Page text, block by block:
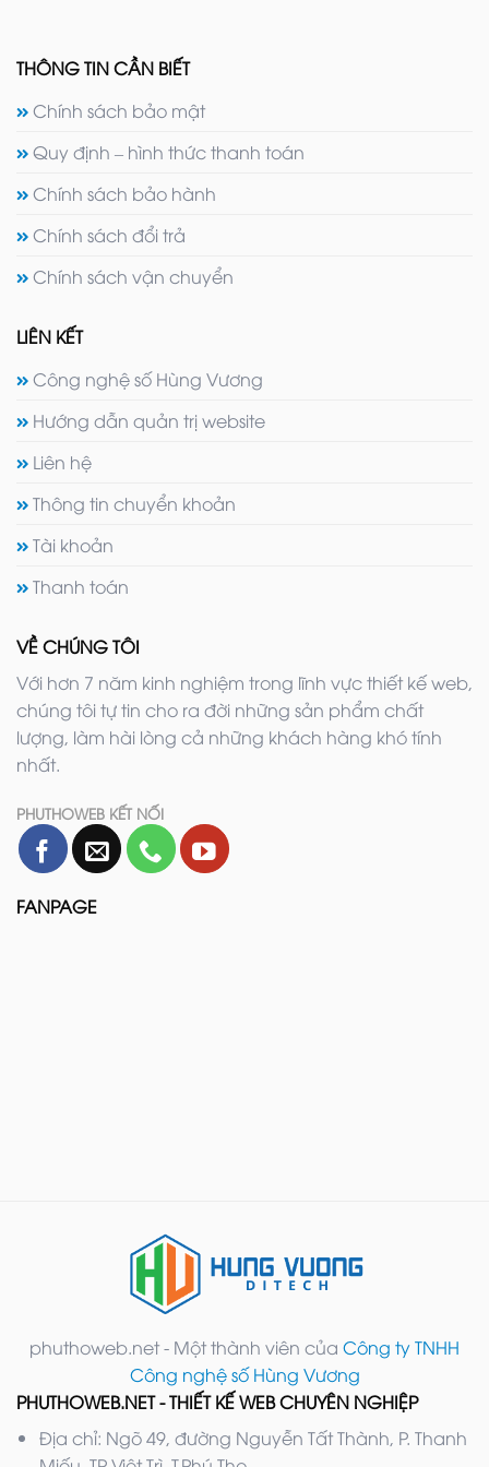
THÔNG TIN CẦN BIẾT
Chính sách bảo mật
Quy định – hình thức thanh toán
Chính sách bảo hành
Chính sách đổi trả
Chính sách vận chuyển
LIÊN KẾT
Công nghệ số Hùng Vương
Hướng dẫn quản trị website
Liên hệ
Thông tin chuyển khoản
Tài khoản
Thanh toán
VỀ CHÚNG TÔI
Với hơn 7 năm kinh nghiệm trong lĩnh vực thiết kế web,
chúng tôi tự tin cho ra đời những sản phẩm chất
lượng, làm hài lòng cả những khách hàng khó tính
nhất.
PHUTHOWEB KẾT NỐI
FANPAGE
phuthoweb.net - Một thành viên của Công ty TNHH
Công nghệ số Hùng Vương
PHUTHOWEB.NET - THIẾT KẾ WEB CHUYÊN NGHIỆP
Địa chỉ: Ngõ 49, đường Nguyễn Tất Thành, P. Thanh